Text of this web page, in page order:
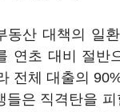
동산 대책의 일
연초 대비 절반
전체 대출의
들은 직격탄을